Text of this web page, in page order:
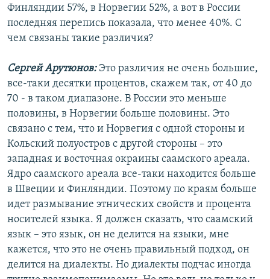
Финляндии 57%, в Норвегии 52%, а вот в России
последняя перепись показала, что менее 40%. С
чем связаны такие различия?
Сергей Арутюнов:Это различия не очень большие,
все-таки десятки процентов, скажем так, от 40 до
70 - в таком диапазоне. В России это меньше
половины, в Норвегии больше половины. Это
связано с тем, что и Норвегия с одной стороны и
Кольский полуостров с другой стороны – это
западная и восточная окраины саамского ареала.
Ядро саамского ареала все-таки находится больше
в Швеции и Финляндии. Поэтому по краям больше
идет размывание этнических свойств и процента
носителей языка. Я должен сказать, что саамский
язык – это язык, он не делится на языки, мне
кажется, что это не очень правильный подход, он
делится на диалекты. Но диалекты подчас иногда